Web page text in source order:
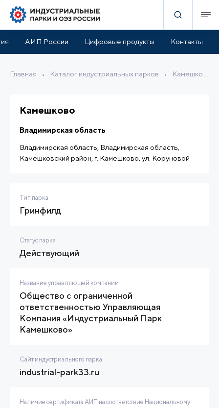
АИП России Цифровые продукты Контакты
Главная • Каталог индустриальных парков •
Инфраструктура парка Расположение
Камешково
Владимирская область
Владимирская область, Владимирская область,
Камешковский район, г. Камешково, ул. Коруновой
Тип парка
Гринфилд
Статус парка
Действующий
Название управляющей компании
Общество с ограниченной
ответственностью Управляющая
Компания «Индустриальный Парк
Камешково»
Сайт индустриального парка
industrial-park33.ru
Наличие сертификата АИП на соответствие Национальному